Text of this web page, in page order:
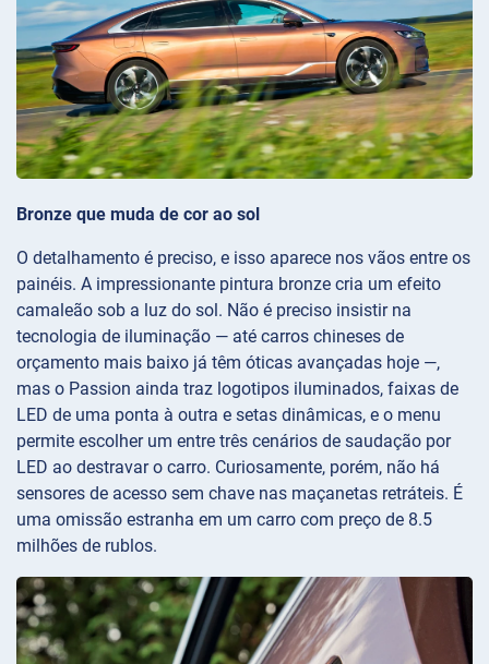
Bronze que muda de cor ao sol
O detalhamento é preciso, e isso aparece nos vãos entre os
painéis. A impressionante pintura bronze cria um efeito
camaleão sob a luz do sol. Não é preciso insistir na
tecnologia de iluminação — até carros chineses de
orçamento mais baixo já têm óticas avançadas hoje —,
mas o Passion ainda traz logotipos iluminados, faixas de
LED de uma ponta à outra e setas dinâmicas, e o menu
permite escolher um entre três cenários de saudação por
LED ao destravar o carro. Curiosamente, porém, não há
sensores de acesso sem chave nas maçanetas retráteis. É
uma omissão estranha em um carro com preço de 8.5
milhões de rublos.